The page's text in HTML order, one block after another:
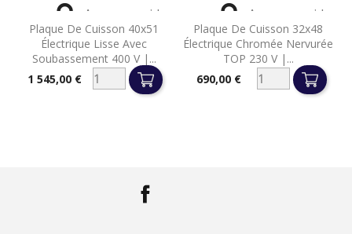
Plaque De Cuisson 40x51
Électrique Lisse Avec
Soubassement 400 V |...
Prix1 545,00 €
 Aperçu rapide
Plaque De Cuisson 32x48
Électrique Chromée Nervurée
TOP 230 V |...
Prix690,00 €
 Aperçu rapide